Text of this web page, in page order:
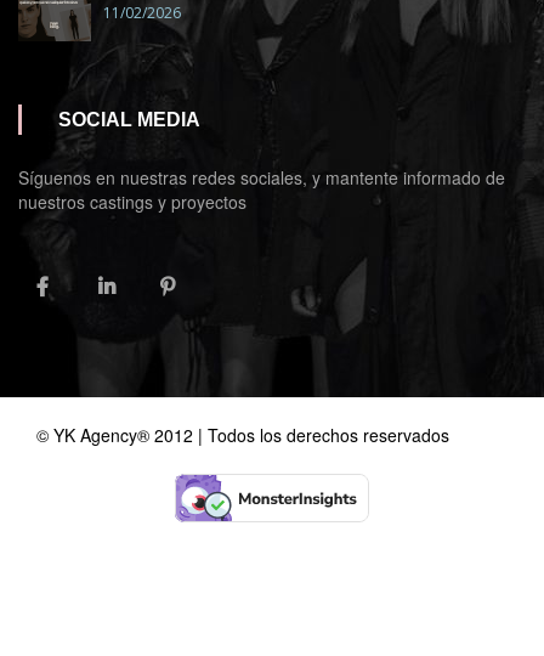
11/02/2026
SOCIAL MEDIA
Síguenos en nuestras redes sociales, y mantente informado de
nuestros castings y proyectos
FACEBOOKLINKEDINPINTEREST
© YK Agency® 2012 | Todos los derechos reservados